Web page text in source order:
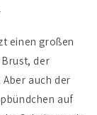
einen großen
der
auch der
auf